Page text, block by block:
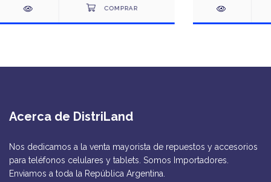
Acerca de DistriLand
Nos dedicamos a la venta mayorista de repuestos y accesorios
para teléfonos celulares y tablets. Somos Importadores.
Enviamos a toda la República Argentina.